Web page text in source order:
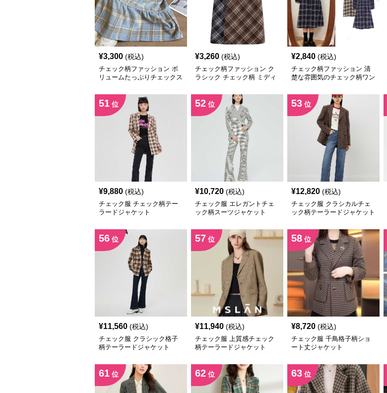
¥3,300 (税込)
チェック柄ファッション ボ
リュームたっぷりチェックス
¥3,260 (税込)
チェック柄ファッション ク
ラシック チェック柄 ミディ
¥2,840 (税込)
チェック柄ファッション 清
楚な雰囲気のチェック柄ワン
51 位
¥9,880 (税込)
チェック服 チェック柄テー
ラードジャケット
52 位
¥10,720 (税込)
チェック服 エレガントチェ
ック柄スーツジャケット
53 位
¥12,820 (税込)
チェック服 クラシカルチェ
ック柄テーラードジャケット
56 位
¥11,560 (税込)
チェック服 クラシック格子
柄テーラードジャケット
57 位
¥11,940 (税込)
チェック服 上質感チェック
柄テーラードジャケット
58 位
¥8,720 (税込)
チェック服 千鳥格子柄ショ
ート丈ジャケット
61 位 62 位 63 位